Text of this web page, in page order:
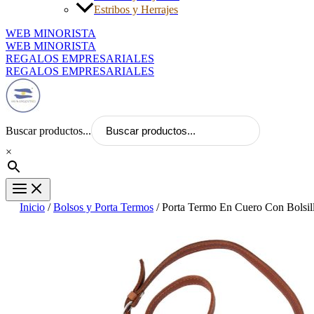
Estribos y Herrajes
WEB MINORISTA
WEB MINORISTA
REGALOS EMPRESARIALES
REGALOS EMPRESARIALES
Buscar productos...
×
Inicio /Bolsos y Porta Termos / Porta Termo En Cuero Con